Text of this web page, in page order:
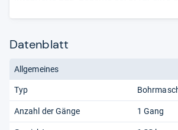
einen schnellen Wechsel der Bohr- und
verfügt über eine Rechts-/Linkslauf-
einer langlebigen Metallübersetzung
für eine lange Lebensdauer sorgt. Bitte
dass Akku und Ladegerät nicht im
enthalten sind und separat erworben
Datenblatt
Allgemeines
Typ
Anzahl der Gänge 1 Gang